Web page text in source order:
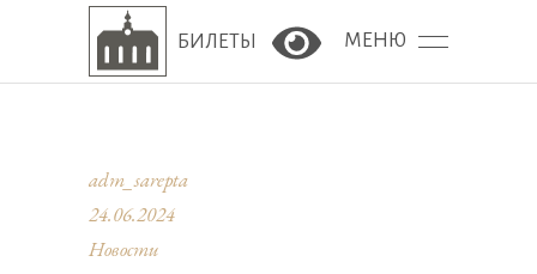
БИЛЕТЫ Версия сайта для
МЕНЮ
adm_sarepta
24.06.2024
Новости